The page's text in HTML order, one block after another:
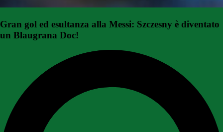
Gran gol ed esultanza alla Messi: Szczesny è diventato
un Blaugrana Doc!